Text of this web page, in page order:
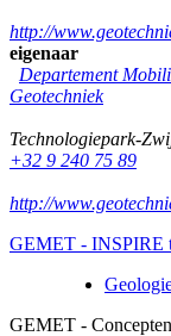
http://
eigenaar
Departement
Geotechniek
Technologiepark-
+32 9 240 75 89
http://
GEMET - INSPIRE
GEMET -